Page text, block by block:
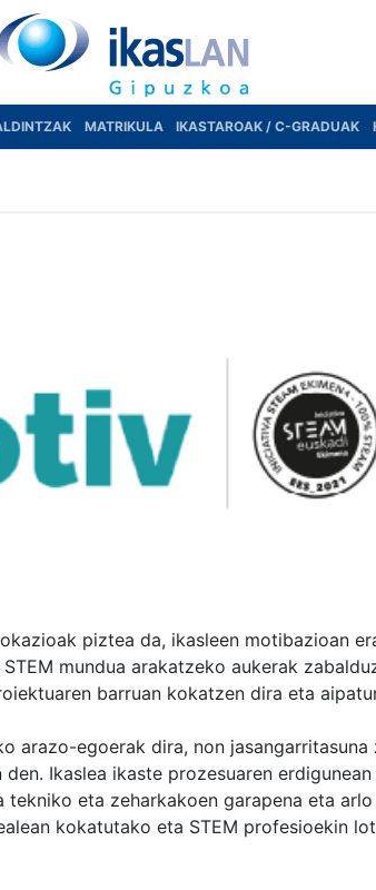
MATRIKULA IKASTAROAK / C-GRADUAK
piztea da, ikasleen motibazioan
mundua arakatzeko aukerak
barruan kokatzen dira eta
arazo-egoerak dira, non jasangarritasuna
Ikaslea ikaste prozesuaren erdigunean
eta zeharkakoen garapena eta
kokatutako eta STEM profesioekin